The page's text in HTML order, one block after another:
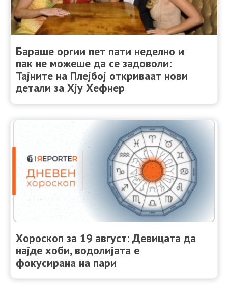
Бараше оргии пет пати неделно и
пак не можеше да се задоволи:
Тајните на Плејбој откриваат нови
детали за Хју Хефнер
Хороскоп за 19 август: Девицата да
најде хоби, водолијата е
фокусирана на пари